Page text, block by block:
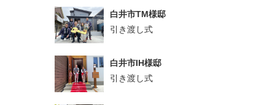
白井市TM様邸
引き渡し式
白井市IH様邸
引き渡し式